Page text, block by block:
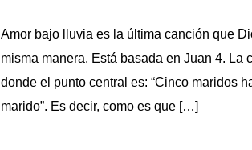
Amor bajo lluvia es la última canción que
misma manera. Está basada en Juan 4. La
donde el punto central es: “Cinco maridos
marido”. Es decir, como es que […]